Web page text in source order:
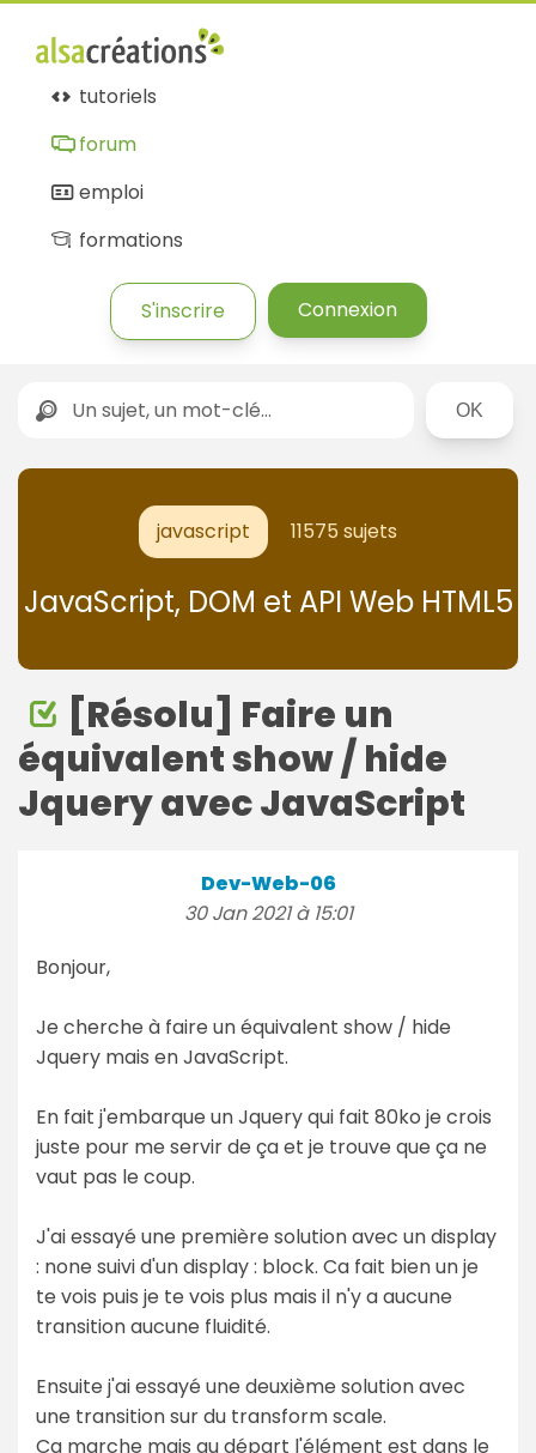
tutoriels
forum
emploi
formations
S'inscrire Connexion
Rechercher
javascript 11575 sujets
JavaScript, DOM et API Web HTML5
[Résolu] Faire un
équivalent show / hide
Jquery avec JavaScript
Dev-Web-06
30 Jan 2021 à 15:01
Bonjour,
Je cherche à faire un équivalent show / hide
Jquery mais en JavaScript.
En fait j'embarque un Jquery qui fait 80ko je crois
juste pour me servir de ça et je trouve que ça ne
vaut pas le coup.
J'ai essayé une première solution avec un display
: none suivi d'un display : block. Ca fait bien un je
te vois puis je te vois plus mais il n'y a aucune
transition aucune fluidité.
Ensuite j'ai essayé une deuxième solution avec
une transition sur du transform scale.
Ca marche mais au départ l'élément est dans le